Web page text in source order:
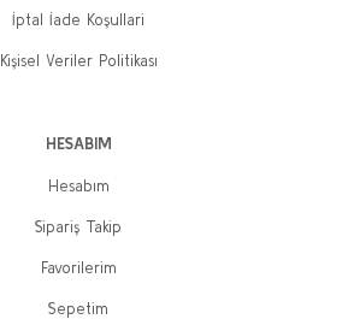
İptal İade Koşullari
Kişisel Veriler Politikası
HESABIM
Hesabım
Sipariş Takip
Favorilerim
Sepetim